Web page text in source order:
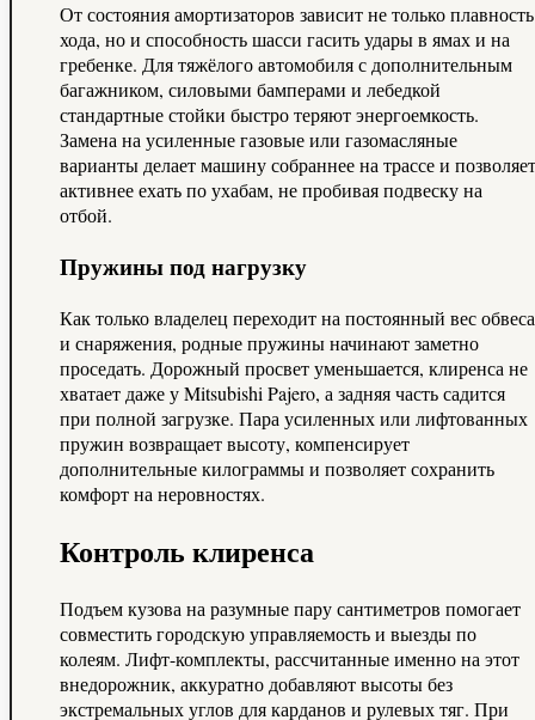
От состояния амортизаторов зависит не только плавность
хода, но и способность шасси гасить удары в ямах и на
гребенке. Для тяжёлого автомобиля с дополнительным
багажником, силовыми бамперами и лебедкой
стандартные стойки быстро теряют энергоемкость.
Замена на усиленные газовые или газомасляные
варианты делает машину собраннее на трассе и позволяет
активнее ехать по ухабам, не пробивая подвеску на
отбой.
Пружины под нагрузку
Как только владелец переходит на постоянный вес обвеса
и снаряжения, родные пружины начинают заметно
проседать. Дорожный просвет уменьшается, клиренса не
хватает даже у Mitsubishi Pajero, а задняя часть садится
при полной загрузке. Пара усиленных или лифтованных
пружин возвращает высоту, компенсирует
дополнительные килограммы и позволяет сохранить
комфорт на неровностях.
Контроль клиренса
Подъем кузова на разумные пару сантиметров помогает
совместить городскую управляемость и выезды по
колеям. Лифт-комплекты, рассчитанные именно на этот
внедорожник, аккуратно добавляют высоты без
экстремальных углов для карданов и рулевых тяг. При